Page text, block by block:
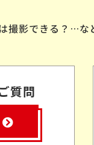
撮影できる？…な
質問